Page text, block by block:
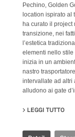
Pechino, Golden
location ispirato al
ha curato il
transizione, nei
l’estetica
elementi nello
inizia in un
nastro
intervallate ad altri
alludono ai gate
LEGGI TUTTO